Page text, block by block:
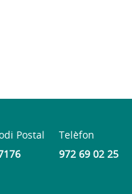
Postal
Telèfon
972 69 02 25